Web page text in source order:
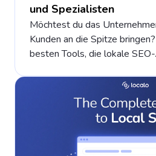
und Spezialisten
Möchtest du das
Kunden an die Spitze
besten Tools, die lokale SEO-